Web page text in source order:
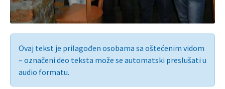
Ovaj tekst je prilagođen osobama sa oštećenim vidom
– označeni deo teksta može se automatski preslušati u
audio formatu.